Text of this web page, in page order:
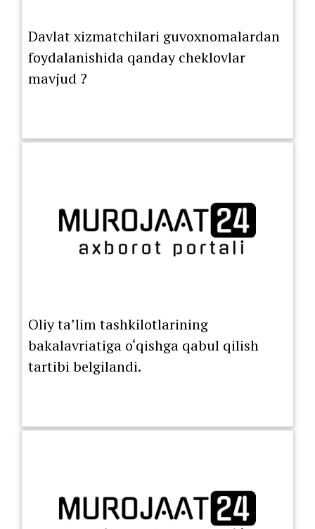
Davlat xizmatchilari guvoxnomalardan
foydalanishida qanday cheklovlar
mavjud ?
Oliy ta’lim tashkilotlarining
bakalavriatiga o‘qishga qabul qilish
tartibi belgilandi.